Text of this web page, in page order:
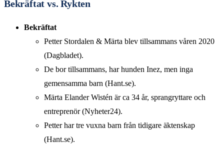
Bekräftat vs. Rykten
Bekräftat
Petter Stordalen & Märta blev tillsammans våren 2020
(Dagbladet).
De bor tillsammans, har hunden Inez, men inga
gemensamma barn (Hant.se).
Märta Elander Wistén är ca 34 år, sprangryttare och
entreprenör (Nyheter24).
Petter har tre vuxna barn från tidigare äktenskap
(Hant.se).